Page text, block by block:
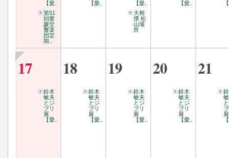
【愛..
第51
回愛
媛交
響楽
団定
期..
【愛..
【愛..
大相
撲 松
山場
所
【愛..
17
鈴木
敏夫
とジ
ブリ
展
【愛..
18
鈴木
敏夫
とジ
ブリ
展
【愛..
19
鈴木
敏夫
とジ
ブリ
展
【愛..
20
鈴木
敏夫
とジ
ブリ
展
【愛..
21
展